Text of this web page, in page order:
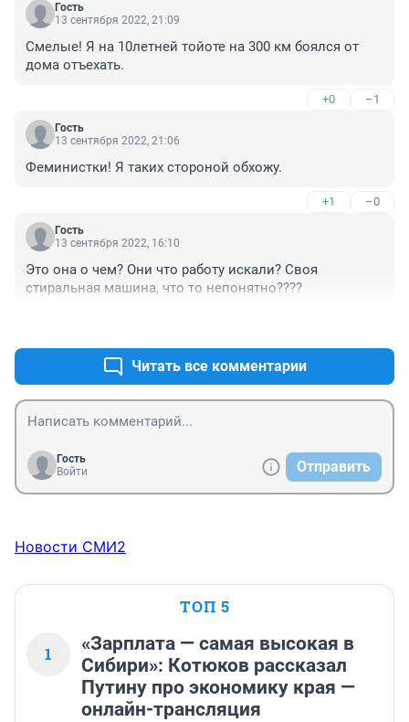
Гость
13 сентября 2022, 21:09
Смелые! Я на 10летней тойоте на 300 км боялся от
дома отъехать.
+0 –1
Гость
13 сентября 2022, 21:06
Феминистки! Я таких стороной обхожу.
+1 –0
Гость
13 сентября 2022, 16:10
Это она о чем? Они что работу искали? Своя
стиральная машина, что то непонятно????
Читать все комментарии
Гость
Войти
Отправить
Новости СМИ2
ТОП 5
1
«Зарплата — самая высокая в
Сибири»: Котюков рассказал
Путину про экономику края —
онлайн-трансляция